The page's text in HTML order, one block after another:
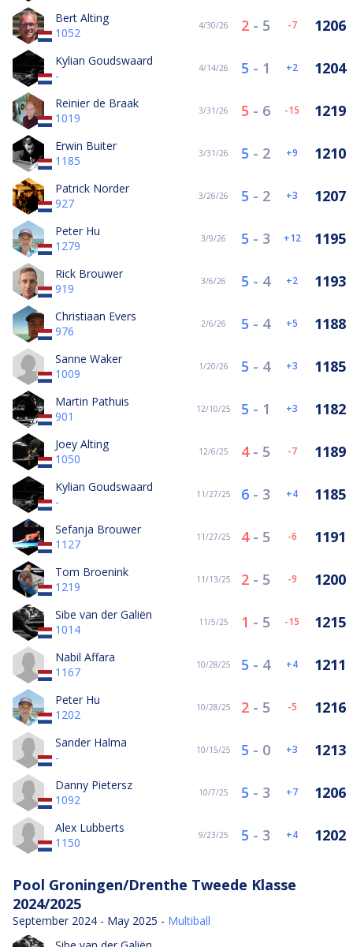
Bert Alting
1052
4/30/26 2 - 5 -7 1206
Kylian Goudswaard
-
4/14/26 5 - 1 2 1204
Reinier de Braak
1019
3/31/26 5 - 6 -15 1219
Erwin Buiter
1185
3/31/26 5 - 2 9 1210
Patrick Norder
927
3/26/26 5 - 2 3 1207
Peter Hu
1279
3/9/26 5 - 3 12 1195
Rick Brouwer
919
3/6/26 5 - 4 2 1193
Christiaan Evers
976
2/6/26 5 - 4 5 1188
Sanne Waker
1009
1/20/26 5 - 4 3 1185
Martin Pathuis
901
12/10/25 5 - 1 3 1182
Joey Alting
1050
12/6/25 4- 5 -7 1189
Kylian Goudswaard
-
11/27/25 6 - 3 4 1185
Sefanja Brouwer
1127
11/27/25 4- 5 -6 1191
Tom Broenink
1219
11/13/25 2 - 5 -9 1200
Sibe van der Galiën
1014
11/5/25 1 - 5 -15 1215
Nabil Affara
1167
10/28/25 5 - 4 4 1211
Peter Hu
1202
10/28/25 2 - 5 -5 1216
Sander Halma
-
10/15/25 5 - 0 3 1213
Danny Pietersz
1092
10/7/25 5 - 3 7 1206
Alex Lubberts
1150
9/23/25 5 - 3 4 1202
Pool Groningen/Drenthe Tweede Klasse
2024/2025
September 2024 - May 2025 - Multiball